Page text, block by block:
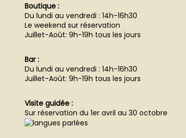
Boutique :
Du lundi au vendredi : 14h-16h30
Le weekend sur réservation
Juillet-Août: 9h-19h tous les jours
Bar :
Du lundi au vendredi : 14h-16h30
Juillet-Août: 9h-19h tous les jours
Visite guidée :
Sur réservation du 1er avril au 30 octobre